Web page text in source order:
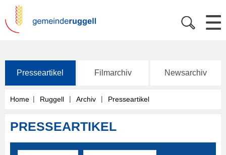
Presseartikel Filmarchiv Newsarchiv
Home | Ruggell | Archiv | Presseartikel
PRESSEARTIKEL